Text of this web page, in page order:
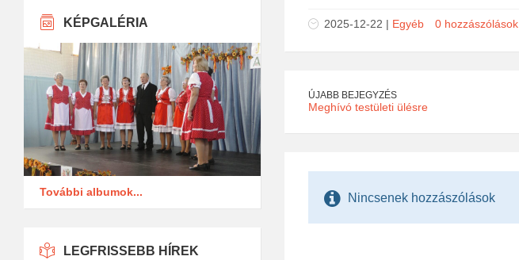
2025-12-22 | Egyéb 0 hozzászólások
ÚJABB BEJEGYZÉS
Meghívó testületi ülésre
Nincsenek hozzászólások
KÉPGALÉRIA
További albumok...
LEGFRISSEBB HÍREK